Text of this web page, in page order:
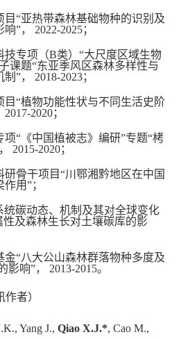
目“亚热带森林基础物种的识别及
”，
2022-2025；
技专项（B类） “大尺度区域生物
课题“东亚季风区森林多样性与
”，
2018-2023；
目“植物功能性状与不同生活史阶
2017-2020；
项“《中国植被志》编研”专题“栲
2015-2020；
研骨干项目“川鄂湘黔地区在中国
用”；
统碳动态、机制及其对全球变化
性及森林生长对土壤碳库的影
金“八大公山森林群落物种多度及
影响”， 2013-2015。
作者）
Yang J., Qiao X.J.*, Cao M.,